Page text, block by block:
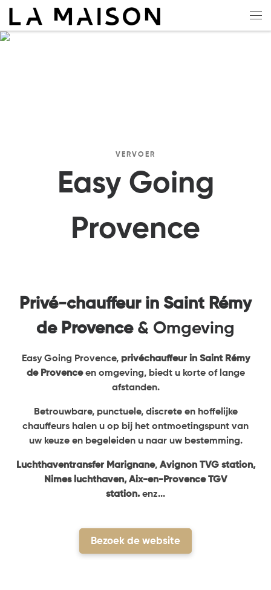
Overslaan naar inhoud
VERVOER
Easy Going
Provence
Privé-chauffeur in Saint Rémy
de Provence& Omgeving
Easy Going Provence, privéchauffeur in Saint Rémy
de Provenceen omgeving, biedt u korte of lange
afstanden.
Betrouwbare, punctuele, discrete en hoffelijke
chauffeurs halen u op bij het ontmoetingspunt van
uw keuze en begeleiden u naar uw bestemming.
Luchthaventransfer Marignane, Avignon TVG station,
Nimes luchthaven, Aix-en-Provence TGV
station. enz...
Bezoek de website